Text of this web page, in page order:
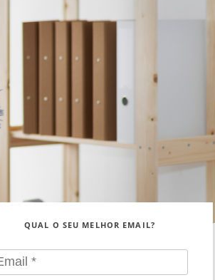
QUAL O SEU MELHOR EMAIL?